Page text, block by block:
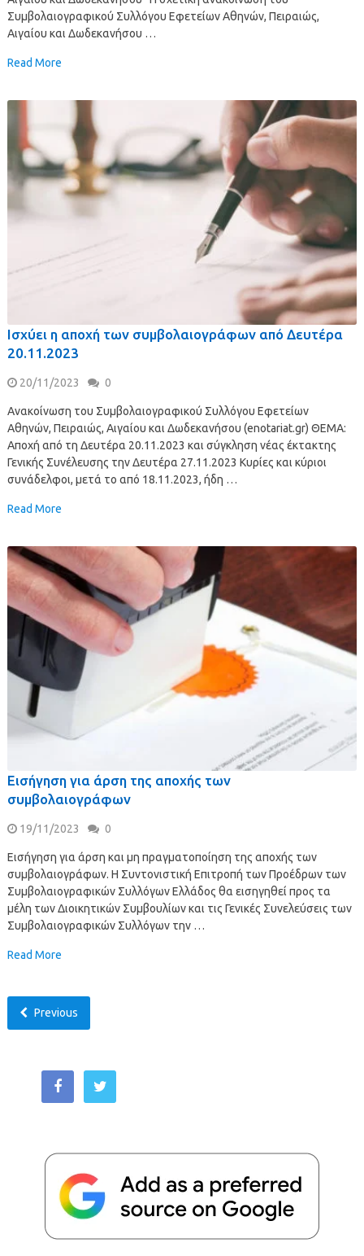
Συμβολαιογραφικού Συλλόγου Εφετείων Αθηνών, Πειραιώς,
Αιγαίου και Δωδεκανήσου …
Read More
Ισχύει η αποχή των συμβολαιογράφων από Δευτέρα
20.11.2023
20/11/2023 0
Ανακοίνωση του Συμβολαιογραφικού Συλλόγου Εφετείων
Αθηνών, Πειραιώς, Αιγαίου και Δωδεκανήσου (enotariat.gr) ΘΕΜΑ:
Αποχή από τη Δευτέρα 20.11.2023 και σύγκληση νέας έκτακτης
Γενικής Συνέλευσης την Δευτέρα 27.11.2023 Κυρίες και κύριοι
συνάδελφοι, μετά το από 18.11.2023, ήδη …
Read More
Εισήγηση για άρση της αποχής των
συμβολαιογράφων
19/11/2023 0
Εισήγηση για άρση και μη πραγματοποίηση της αποχής των
συμβολαιογράφων. Η Συντονιστική Επιτροπή των Προέδρων των
Συμβολαιογραφικών Συλλόγων Ελλάδος θα εισηγηθεί προς τα
μέλη των Διοικητικών Συμβουλίων και τις Γενικές Συνελεύσεις των
Συμβολαιογραφικών Συλλόγων την …
Read More
Previous